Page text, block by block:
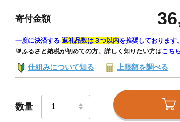
寄付金額
一度に決済する 返礼品数は３つ以内を推奨しております。
🔰ふるさと納税が初めての方、詳しく知りたい方はこちら
仕組みについて知る 上限額を調べる
数量